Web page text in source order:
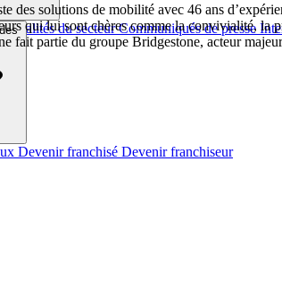
du secteur Communiqués de presse
Devenir franchisé Devenir franchiseur
des solutions de mobilité avec 46 ans
qui lui sont chères comme la convivialité, la
fait partie du groupe Bridgestone, acteur